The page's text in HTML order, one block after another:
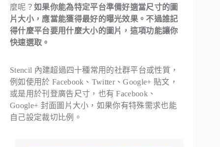
麼呢？ 如果你能為特定平台準備好適當尺寸的圖
片大小，應當能獲得最好的曝光效果。不過誰記
得什麼平台要用什麼大小的圖片，這項功能讓你
快速選取。
Stencil 內建超過四十種常用的社群平台或性質，
例如使用於 Facebook、Twitter、Google+ 貼文，
或是用於刊登廣告尺寸，也有 Facebook、
Google+ 封面圖片大小，如果你有特殊需求也能
自己設定裁切比例。